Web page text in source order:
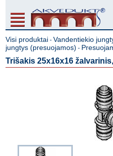
Visi produktai -Vandentiekio
jungtys (presuojamos) -
Trišakis 25x16x16